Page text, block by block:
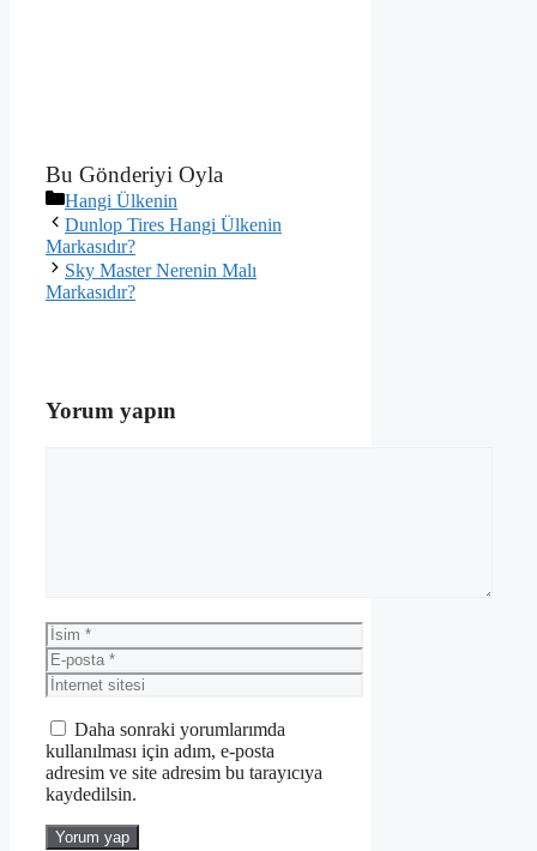
Bu Gönderiyi Oyla
Kategoriler
Hangi Ülkenin
Dunlop Tires Hangi Ülkenin
Markasıdır?
Sky Master Nerenin Malı
Markasıdır?
Yorum yapın
İsim
E-
posta
İnternet
sitesi
Daha sonraki yorumlarımda
kullanılması için adım, e-posta
adresim ve site adresim bu tarayıcıya
kaydedilsin.